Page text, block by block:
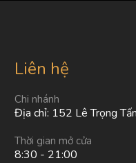
Liên hệ
Chi nhánh
Địa chỉ: 152 Lê Trọng
Thời gian mở cửa
8:30 - 21:00